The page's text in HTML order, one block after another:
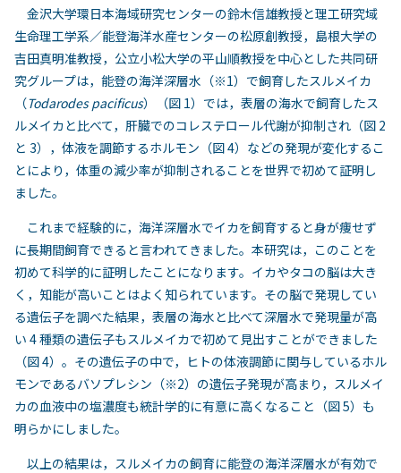
金沢大学環日本海域研究センターの鈴木信雄教授と理工研究域
生命理工学系／能登海洋水産センターの松原創教授，島根大学の
吉田真明准教授，公立小松大学の平山順教授を中心とした共同研
究グループは，能登の海洋深層水（※1）で飼育したスルメイカ
（Todarodes pacificus）（図 1）では，表層の海水で飼育したス
ルメイカと比べて，肝臓でのコレステロール代謝が抑制され（図 2
と 3），体液を調節するホルモン（図 4）などの発現が変化するこ
とにより，体重の減少率が抑制されることを世界で初めて証明し
ました。
これまで経験的に，海洋深層水でイカを飼育すると身が痩せず
に長期間飼育できると言われてきました。本研究は，このことを
初めて科学的に証明したことになります。イカやタコの脳は大き
く，知能が高いことはよく知られています。その脳で発現してい
る遺伝子を調べた結果，表層の海水と比べて深層水で発現量が高
い 4 種類の遺伝子もスルメイカで初めて見出すことができました
（図 4）。その遺伝子の中で，ヒトの体液調節に関与しているホル
モンであるバソプレシン（※2）の遺伝子発現が高まり，スルメイ
カの血液中の塩濃度も統計学的に有意に高くなること（図 5）も
明らかにしました。
以上の結果は，スルメイカの飼育に能登の海洋深層水が有効で